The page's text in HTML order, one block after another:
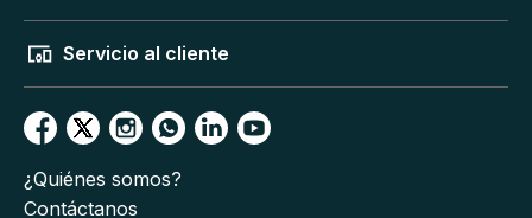
Servicio al cliente
¿Quiénes somos?
Contáctanos